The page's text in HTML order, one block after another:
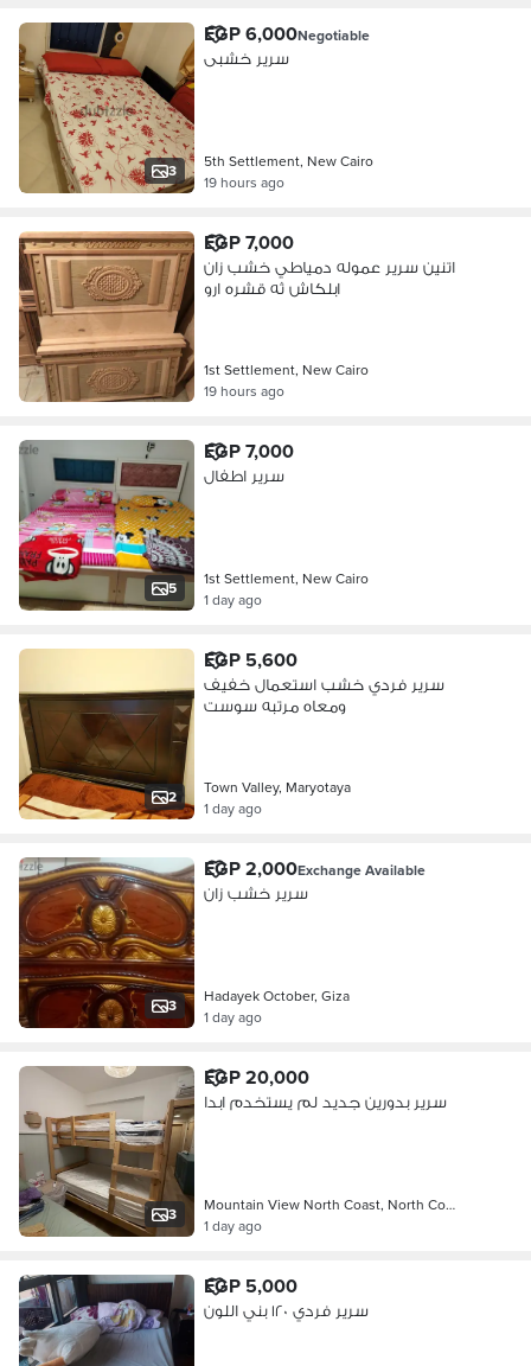
3
EGP 6,000Negotiable
سرير خشبى
5th Settlement, New Cairo
19 hours ago
EGP 7,000
اتنين سرير عموله دمياطي خشب زان
ابلكاش ثه قشره ارو
1st Settlement, New Cairo
19 hours ago
5
EGP 7,000
سرير اطفال
1st Settlement, New Cairo
1 day ago
2
EGP 5,600
سرير فردي خشب استعمال خفيف
ومعاه مرتبه سوست
Town Valley, Maryotaya
1 day ago
3
EGP 2,000Exchange Available
سرير خشب زان
Hadayek October, Giza
1 day ago
3
EGP 20,000
سرير بدورين جديد لم يستخدم ابدا
Mountain View North Coast, North Co…
1 day ago
EGP 5,000
سرير فردي ١٢٠ بني اللون